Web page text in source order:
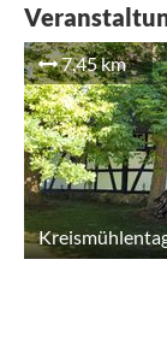
7,45 km